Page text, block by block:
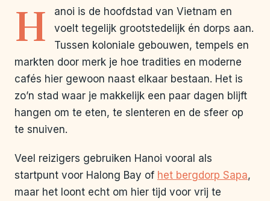
H
anoi is de hoofdstad van Vietnam en
voelt tegelijk grootstedelijk én dorps aan.
Tussen koloniale gebouwen, tempels en
markten door merk je hoe tradities en moderne
cafés hier gewoon naast elkaar bestaan. Het is
zo’n stad waar je makkelijk een paar dagen blijft
hangen om te eten, te slenteren en de sfeer op
te snuiven.
Veel reizigers gebruiken Hanoi vooral als
startpunt voor Halong Bay of het bergdorp Sapa,
maar het loont echt om hier tijd voor vrij te